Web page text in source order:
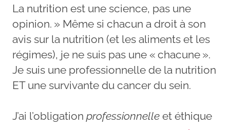
La nutrition est une science, pas une
opinion. » Même si chacun a droit à son
avis sur la nutrition (et les aliments et les
régimes), je ne suis pas une « chacune ».
Je suis une professionnelle de la nutrition
ET une survivante du cancer du sein.
J’ai l’obligation professionnelle et éthique